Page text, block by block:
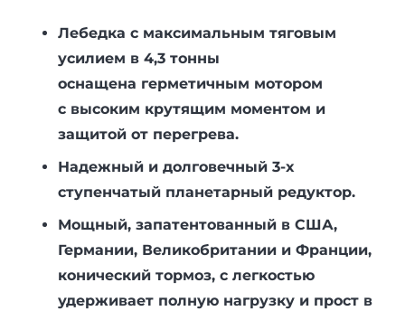
Лебедка c максимальным тяговым
усилием в 4,3 тонны
оснащена герметичным мотором
с высоким крутящим моментом и
защитой от перегрева.
Надежный и долговечный 3-х
ступенчатый планетарный редуктор.
Мощный, запатентованный в США,
Германии, Великобритании и Франции,
конический тормоз, с легкостью
удерживает полную нагрузку и прост в